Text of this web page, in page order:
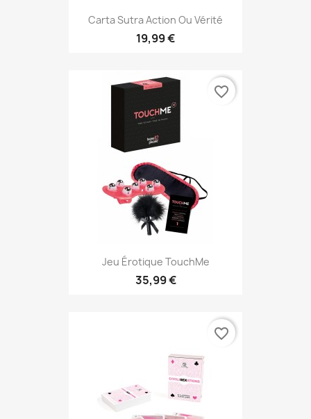
Carta Sutra Action Ou Vérité
19,99 €
Jeu Érotique TouchMe
35,99 €
favorite_border
favorite_border